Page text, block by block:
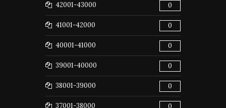
42001-43000 0
41001-42000 0
40001-41000 0
39001-40000 0
38001-39000 0
37001-38000 0